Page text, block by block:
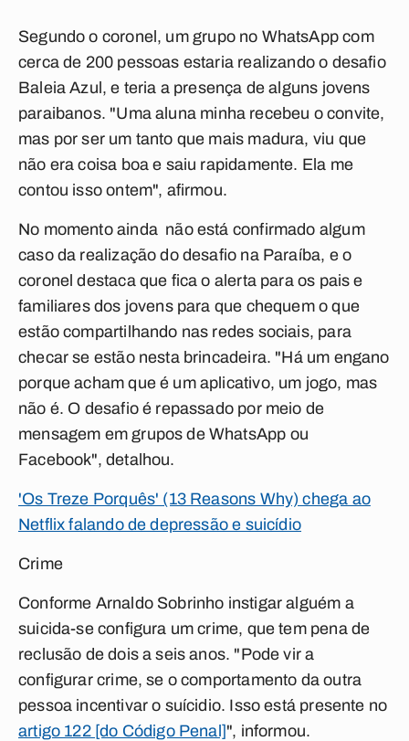
Segundo o coronel, um grupo no WhatsApp com
cerca de 200 pessoas estaria realizando o desafio
Baleia Azul, e teria a presença de alguns jovens
paraibanos. "Uma aluna minha recebeu o convite,
mas por ser um tanto que mais madura, viu que
não era coisa boa e saiu rapidamente. Ela me
contou isso ontem", afirmou.
No momento ainda não está confirmado algum
caso da realização do desafio na Paraíba, e o
coronel destaca que fica o alerta para os pais e
familiares dos jovens para que chequem o que
estão compartilhando nas redes sociais, para
checar se estão nesta brincadeira. "Há um engano
porque acham que é um aplicativo, um jogo, mas
não é. O desafio é repassado por meio de
mensagem em grupos de WhatsApp ou
Facebook", detalhou.
'Os Treze Porquês' (13 Reasons Why) chega ao
Netflix falando de depressão e suicídio
Crime
Conforme Arnaldo Sobrinho instigar alguém a
suicida-se configura um crime, que tem pena de
reclusão de dois a seis anos. "Pode vir a
configurar crime, se o comportamento da outra
pessoa incentivar o suícidio. Isso está presente no
artigo 122 [do Código Penal]", informou.